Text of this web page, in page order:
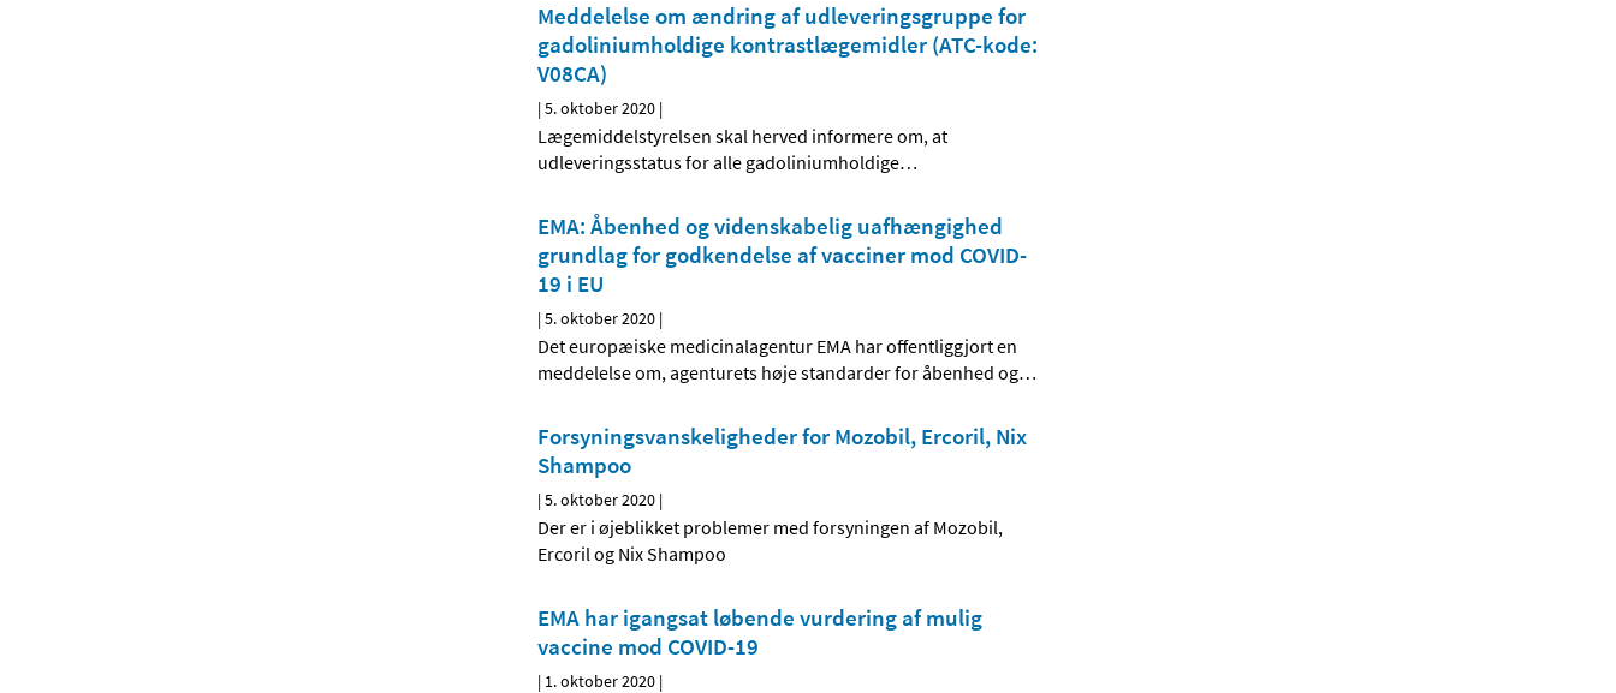
Meddelelse om ændring af udleveringsgruppe for
gadoliniumholdige kontrastlægemidler (ATC-kode:
V08CA)
|5. oktober 2020 |
Lægemiddelstyrelsen skal herved informere om, at
udleveringsstatus for alle gadoliniumholdige…
EMA: Åbenhed og videnskabelig uafhængighed
grundlag for godkendelse af vacciner mod COVID-
19 i EU
|5. oktober 2020 |
Det europæiske medicinalagentur EMA har offentliggjort en
meddelelse om, agenturets høje standarder for åbenhed og…
Forsyningsvanskeligheder for Mozobil, Ercoril, Nix
Shampoo
|5. oktober 2020 |
Der er i øjeblikket problemer med forsyningen af Mozobil,
Ercoril og Nix Shampoo
EMA har igangsat løbende vurdering af mulig
vaccine mod COVID-19
| 1. oktober 2020 |